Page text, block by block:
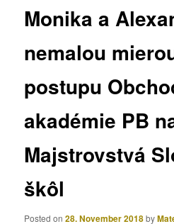
Monika a
nemalou
postupu
akadémie PB
Majstrovstvá
škôl
Posted on28. November 2018by